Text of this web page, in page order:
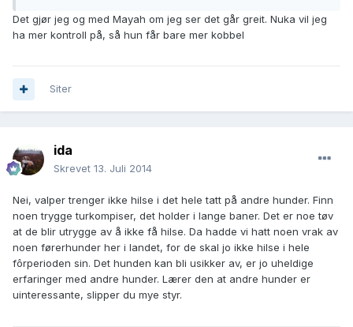
Det gjør jeg og med Mayah om jeg ser det går greit. Nuka vil jeg
ha mer kontroll på, så hun får bare mer kobbel
Siter
ida
Skrevet 13. Juli 2014
Nei, valper trenger ikke hilse i det hele tatt på andre hunder. Finn
noen trygge turkompiser, det holder i lange baner. Det er noe tøv
at de blir utrygge av å ikke få hilse. Da hadde vi hatt noen vrak av
noen førerhunder her i landet, for de skal jo ikke hilse i hele
fôrperioden sin. Det hunden kan bli usikker av, er jo uheldige
erfaringer med andre hunder. Lærer den at andre hunder er
uinteressante, slipper du mye styr.